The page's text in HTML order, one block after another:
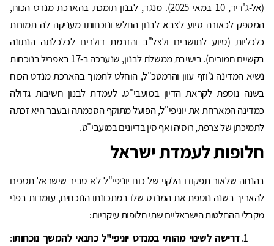
(אל-ג'דיד, 10 במאי 2025). מנגד, לבנון תומכת בהארכת מנדט הכוח,
המספק לכאורה סיוע לצבא לבנון החלש ונוכחותו מעניקה לה תמורות
כלכליות (סיוע לתושבים ולצל"ב והזרמת דולרים לכלכלתה הנתונה
בקשיים חמורים). בישיבת ממשלת לבנון, שנערכה ב-17 באפריל בנוכחות
נשיא המדינה ג'וזף עוון והרמטכ"ל, הוחלט לתמוך בהארכת מנדט הכוח
בשנה נוספת לקראת הדיון במועבי"ט. לעמדת לבנון חשיבות גדולה
כמדינה המארחת את יוניפי"ל, הפועל מתוקף הסכמתה ובעבר היא זכתה
לתמיכתן של צרפת, רוסיה ואף סין בדיונים במועבי"ט.
חלופות לעמדת ישראל
בהנחה שלאור תפקודו הלקוי של כוח יוניפי"ל לא סביר שישראל תסכים
להאריך בשנה נוספת את המנדט שלו במתכונתו הנוכחית, עומדות בפני
מקבלי ההחלטות הישראליים שתי חלופות עיקריות:
דרישה לשינוי מהותי במנדט יוניפי"ל כתנאי להמשך נוכחותו: